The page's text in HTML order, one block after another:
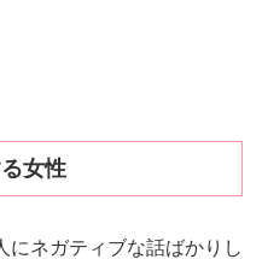
女性
にネガティブな話ばかりし